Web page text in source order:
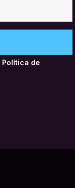
Política de